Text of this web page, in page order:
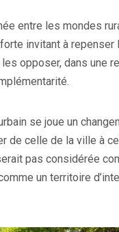
entre les mondes
invitant à repenser
les opposer, dans une
se joue un
de celle de la ville à
pas considérée
un territoire